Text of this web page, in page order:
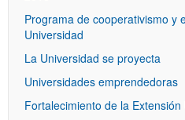
Programa de cooperativismo y
Universidad
La Universidad se proyecta
Universidades emprendedoras
Fortalecimiento de la